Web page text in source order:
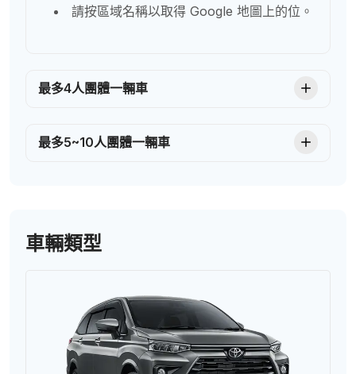
請按區域名稱以取得 Google 地圖上的位。
最多4人團體一輛車
最多5~10人團體一輛車
車輛類型